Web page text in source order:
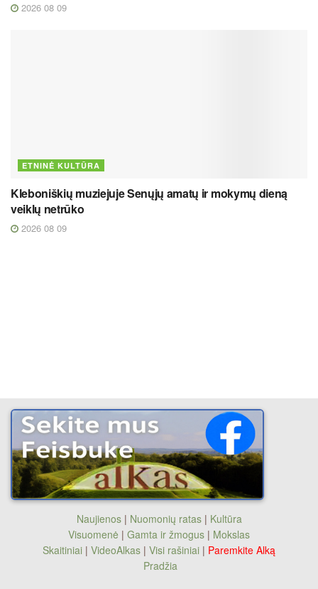
2026 08 09
ETNINĖ KULTŪRA
Kleboniškių muziejuje Senųjų amatų ir mokymų dieną
veiklų netrūko
2026 08 09
Naujienos| Nuomonių ratas| Kultūra
Visuomenė | Gamta ir žmogus | Mokslas
Skaitiniai | VideoAlkas | Visi rašiniai | Paremkite Alką
Pradžia